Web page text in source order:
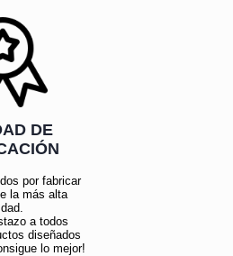
DE
por fabricar
la más alta
a todos
diseñados
lo mejor!